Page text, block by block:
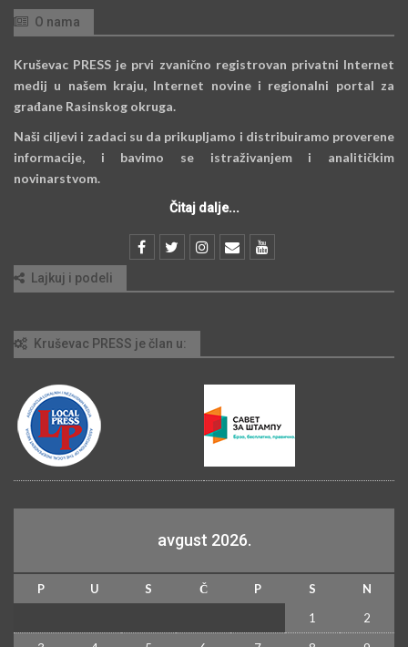
O nama
Kruševac PRESS je prvi zvanično registrovan privatni Internet
medij u našem kraju, Internet novine i regionalni portal za
građane Rasinskog okruga.
Naši ciljevi i zadaci su da prikupljamo i distribuiramo proverene
informacije, i bavimo se istraživanjem i analitičkim
novinarstvom.
Čitaj dalje...
Lajkuj i podeli
Kruševac PRESS je član u:
avgust 2026.
P U S Č P S
N
1
2